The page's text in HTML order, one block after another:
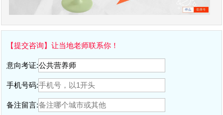
【提交咨询】让当地老师联系你！
意向考证:
手机号码:
备注留言: